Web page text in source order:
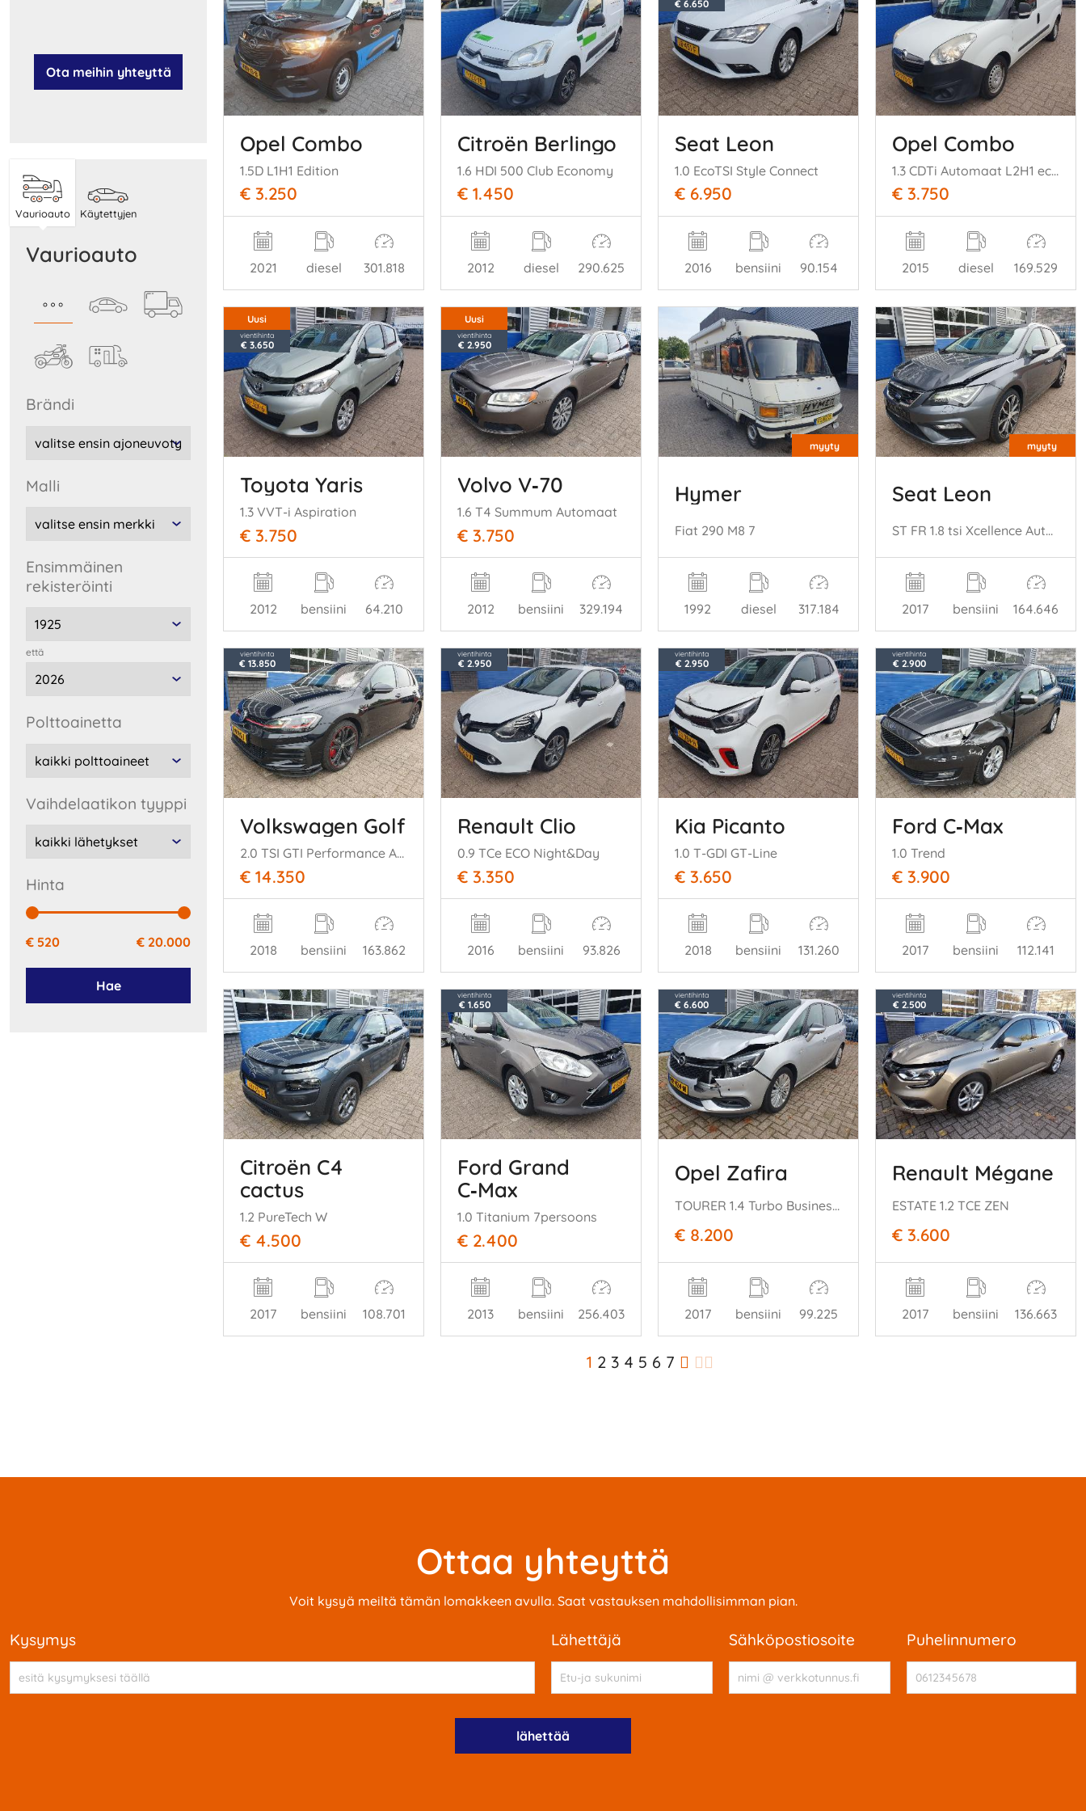
Ota meihin yhteyttä
Vaurioauto Käytettyjen
Vaurioauto
Brändi
malli
Ensimmäinen
rekisteröinti
että
polttoainetta
vaihdelaatikon tyyppi
hinta
€ 520 € 20.000
Hae
Opel Combo
1.5D L1H1 Edition
€ 3.250
2021 diesel 301.818
Citroën Berlingo
1.6 HDI 500 Club Economy
€ 1.450
2012 diesel 290.625
€ 6.650
Seat Leon
1.0 EcoTSI Style Connect
€ 6.950
2016 bensiini 90.154
Opel Combo
1.3 CDTi Automaat L2H1 ecoFLEX
€ 3.750
2015 diesel 169.529
Uusi
vientihinta
€ 3.650
Toyota Yaris
1.3 VVT-i Aspiration
€ 3.750
2012 bensiini 64.210
Uusi
vientihinta
€ 2.950
Volvo V‑70
1.6 T4 Summum Automaat
€ 3.750
2012 bensiini 329.194
myyty
Hymer
Fiat 290 M8 7
1992 diesel 317.184
myyty
Seat Leon
ST FR 1.8 tsi Xcellence Automaat
2017 bensiini 164.646
vientihinta
€ 13.850
Volkswagen Golf
2.0 TSI GTI Performance Automaat
€ 14.350
2018 bensiini 163.862
vientihinta
€ 2.950
Renault Clio
0.9 TCe ECO Night&Day
€ 3.350
2016 bensiini 93.826
vientihinta
€ 2.950
Kia Picanto
1.0 T-GDI GT-Line
€ 3.650
2018 bensiini 131.260
vientihinta
€ 2.900
Ford C‑Max
1.0 Trend
€ 3.900
2017 bensiini 112.141
Citroën C4
cactus
1.2 PureTech W
€ 4.500
2017 bensiini 108.701
vientihinta
€ 1.650
Ford Grand
C‑Max
1.0 Titanium 7persoons
€ 2.400
2013 bensiini 256.403
vientihinta
€ 6.600
Opel Zafira
TOURER 1.4 Turbo Business Executive Automaat
€ 8.200
2017 bensiini 99.225
vientihinta
€ 2.500
Renault Mégane
ESTATE 1.2 TCE ZEN
€ 3.600
2017 bensiini 136.663
1 2 3 4 5 6 7
Ottaa yhteyttä
Voit kysyä meiltä tämän lomakkeen avulla. Saat vastauksen mahdollisimman pian.
kysymys Lähettäjä sähköpostiosoite puhelinnumero